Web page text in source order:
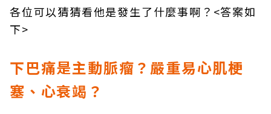
各位可以猜猜看他是發生了什麼事啊？<答案如
下>
下巴痛是主動脈瘤？嚴重易心肌梗
塞、心衰竭？